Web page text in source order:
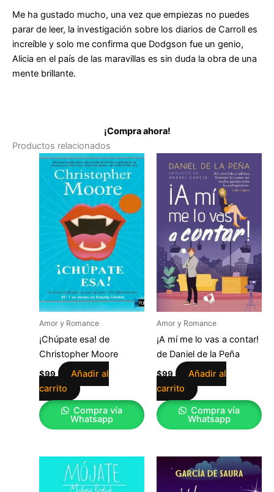
Me ha gustado mucho, una vez que empiezas no puedes
parar de leer, la investigación sobre los diarios de Carroll es
increíble y solo me confirma que Dodgson fue un genio,
Alicia en el país de las maravillas es sin duda la obra de una
mente brillante.
¡Compra ahora!
Productos relacionados
Amor y Romance
¡Chúpate esa! de
Christopher Moore
$99
Añadir al
carrito
Compra vía
Whatsapp
Amor y Romance
¡A mí me lo vas a contar!
de Daniel de la Peña
$99
Añadir al
carrito
Compra vía
Whatsapp